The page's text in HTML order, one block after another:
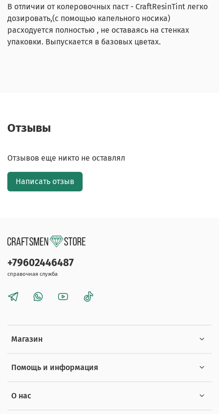
В отличии от колеровочных паст - CraftResinTint легко
дозировать,(с помощью капельного носика)
расходуется полностью , не оставаясь на стенках
упаковки. Выпускается в базовых цветах.
Отзывы
Отзывов еще никто не оставлял
Написать отзыв
Магазин
Помощь и информация
О нас
+79602446487
справочная служба